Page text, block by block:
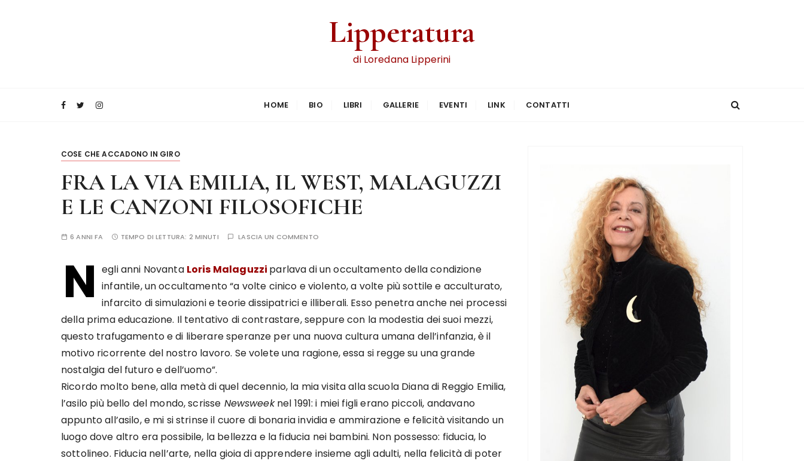
Lipperatura
di Loredana Lipperini
HOME BIO LIBRI GALLERIE EVENTI LINK CONTATTI
COSE CHE ACCADONO IN GIRO
FRA LA VIA EMILIA, IL WEST, MALAGUZZI
E LE CANZONI FILOSOFICHE
6 ANNI FA TEMPO DI LETTURA: 2 MINUTI LASCIA UN COMMENTO
N egli anni Novanta Loris Malaguzzi parlava di un occultamento della condizione
infantile, un occultamento “a volte cinico e violento, a volte più sottile e acculturato,
infarcito di simulazioni e teorie dissipatrici e illiberali. Esso penetra anche nei processi
della prima educazione. Il tentativo di contrastare, seppure con la modestia dei suoi mezzi,
questo trafugamento e di liberare speranze per una nuova cultura umana dell’infanzia, è il
motivo ricorrente del nostro lavoro. Se volete una ragione, essa si regge su una grande
nostalgia del futuro e dell’uomo”.
Ricordo molto bene, alla metà di quel decennio, la mia visita alla scuola Diana di Reggio Emilia,
l’asilo più bello del mondo, scrisse Newsweeknel 1991: i miei figli erano piccoli, andavano
appunto all’asilo, e mi si strinse il cuore di bonaria invidia e ammirazione e felicità visitando un
luogo dove altro era possibile, la bellezza e la fiducia nei bambini. Non possesso: fiducia, lo
sottolineo. Fiducia nell’arte, nella gioia di apprendere insieme agli adulti, nella felicità di poter